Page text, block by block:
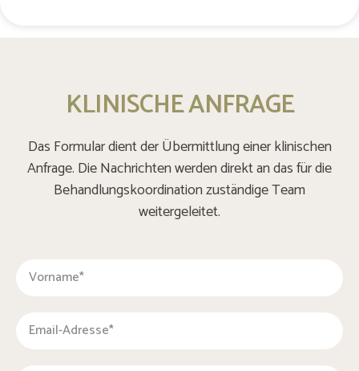
KLINISCHE ANFRAGE
Das Formular dient der Übermittlung einer klinischen
Anfrage. Die Nachrichten werden direkt an das für die
Behandlungskoordination zuständige Team
weitergeleitet.